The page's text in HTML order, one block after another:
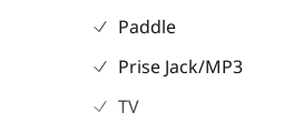
Paddle
Prise Jack/MP3
TV